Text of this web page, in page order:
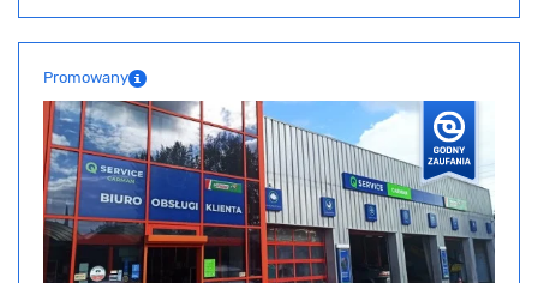
Promowany